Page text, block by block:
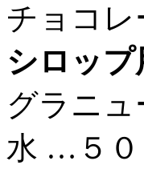
チョコ
シロップ
グラニ
水 …５０